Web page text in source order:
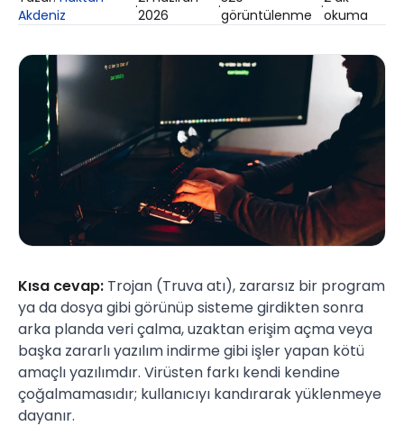
Akdeniz
·2026
·görüntülenme ·okuma
Kısa cevap: Trojan (Truva atı), zararsız bir program
ya da dosya gibi görünüp sisteme girdikten sonra
arka planda veri çalma, uzaktan erişim açma veya
başka zararlı yazılım indirme gibi işler yapan kötü
amaçlı yazılımdır. Virüsten farkı kendi kendine
çoğalmamasıdır; kullanıcıyı kandırarak yüklenmeye
dayanır.